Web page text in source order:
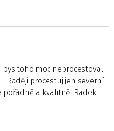
bys toho moc neprocestoval
Raději procestuj jen severní
pořádně a kvalitně! Radek